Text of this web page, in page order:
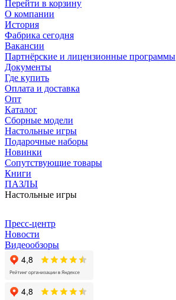
Перейти в корзину
О компании
История
Фабрика сегодня
Вакансии
Партнёрские и лицензионные программы
Документы
Где купить
Оплата и доставка
Опт
Каталог
Сборные модели
Настольные игры
Подарочные наборы
Новинки
Сопутствующие товары
Книги
ПАЗЛЫ
Настольные игры
Пресс-центр
Новости
Видеообзоры